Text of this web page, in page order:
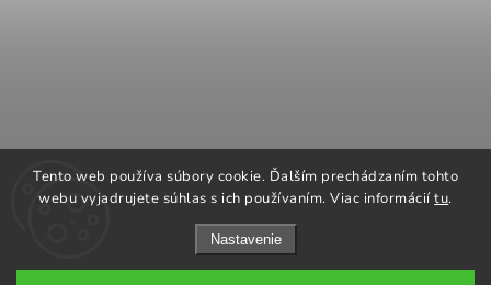
Tento web používa súbory cookie. Ďalším prechádzaním tohto
webu vyjadrujete súhlas s ich používaním. Viac informáciítu.
Nastavenie
ROMOTOP Kachle a vložky
NAPOLEON grily